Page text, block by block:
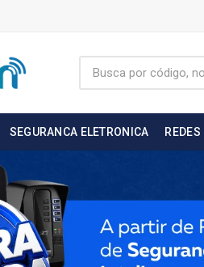
SEGURANCA ELETRONICA REDES